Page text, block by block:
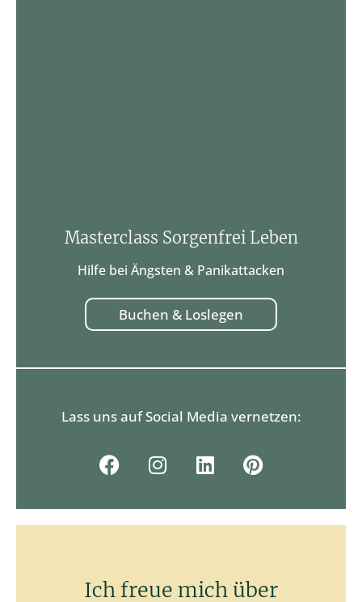
Masterclass Sorgenfrei Leben
Hilfe bei Ängsten & Panikattacken
Buchen & Loslegen
Lass uns auf Social Media vernetzen:
Ich freue mich über